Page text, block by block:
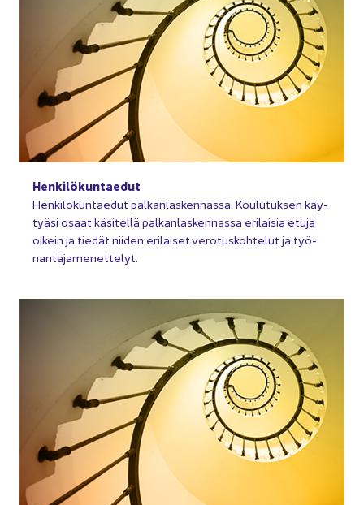
Hen­ki­lö­kun­tae­dut
Hen­ki­lö­kun­tae­dut pal­kan­las­ken­nas­sa. Kou­lu­tuk­sen käy­
tyä­si osaat kä­si­tel­lä pal­kan­las­ken­nas­sa eri­lai­sia etuja
oi­kein ja tie­dät nii­den eri­lai­set ve­ro­tus­koh­te­lut ja työ­
nan­ta­ja­me­net­te­lyt.